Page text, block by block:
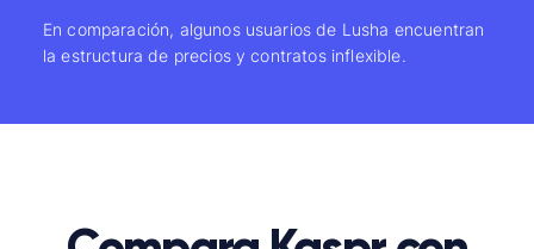
En comparación, algunos usuarios de Lusha encuentran
la estructura de precios y contratos inflexible.